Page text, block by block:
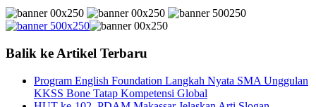
Balik ke Artikel Terbaru
Program English Foundation Langkah Nyata SMA Unggulan
KKSS Bone Tatap Kompetensi Global